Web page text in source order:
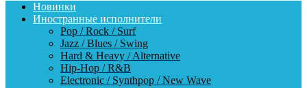
Новинки
Иностранные исполнители
Pop / Rock / Surf
Jazz / Blues / Swing
Hard & Heavy / Alternative
Hip-Hop / R&B
Electronic / Synthpop / New Wave